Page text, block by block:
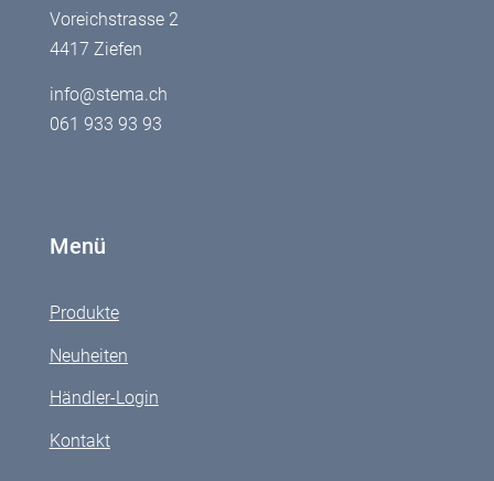
Voreichstrasse 2
4417 Ziefen
info@stema.ch
061 933 93 93
Menü
Produkte
Neuheiten
Händler-Login
Kontakt